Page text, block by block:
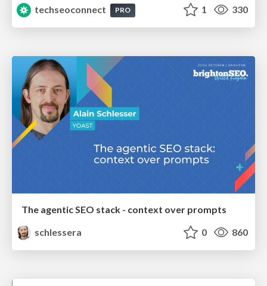
techseoconnect
PRO 1 330
The agentic SEO stack - context over prompts
schlessera
0 860